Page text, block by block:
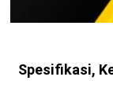
Spesifikasi,